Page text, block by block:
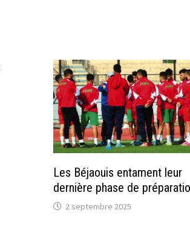
Les Béjaouis entament leur
dernière phase de
2 septembre 2025